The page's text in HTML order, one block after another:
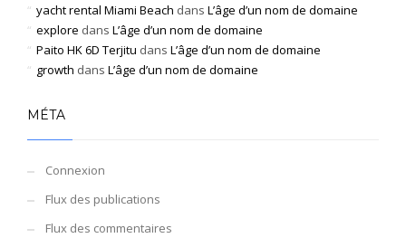
yacht rental Miami Beach dans L’âge d’un nom de domaine
explore dans L’âge d’un nom de domaine
Paito HK 6D Terjitu dans L’âge d’un nom de domaine
growth dans L’âge d’un nom de domaine
MÉTA
Connexion
Flux des publications
Flux des commentaires